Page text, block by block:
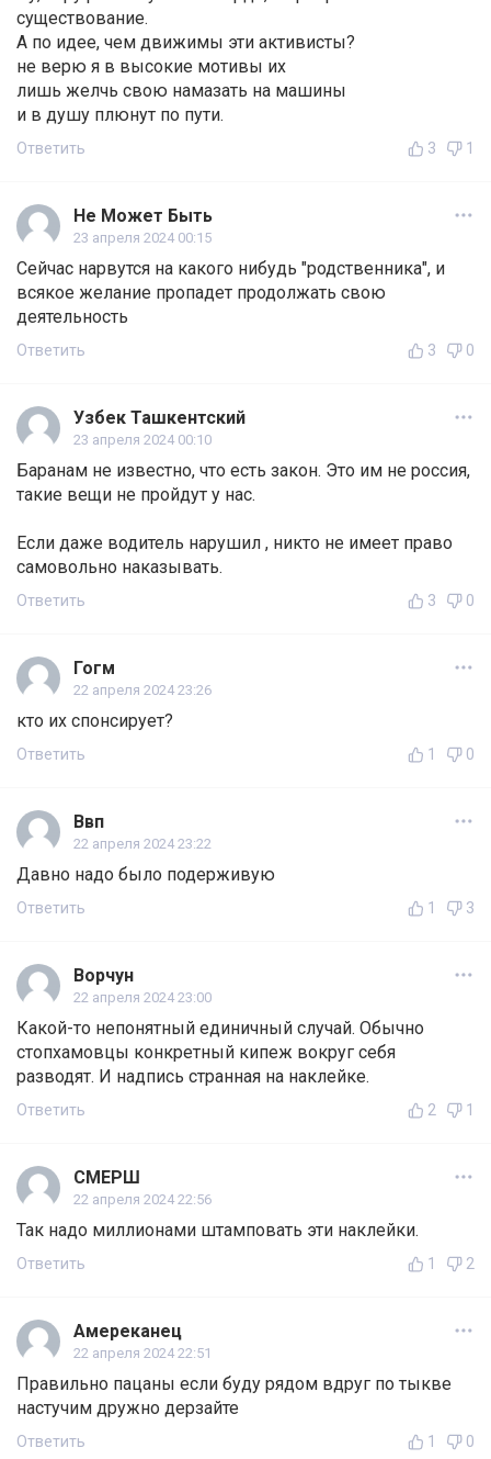
существование.
А по идее, чем движимы эти активисты?
не верю я в высокие мотивы их
лишь желчь свою намазать на машины
и в душу плюнут по пути.
Ответить 3 1
Не Может Быть
23 апреля 2024 00:15
Сейчас нарвутся на какого нибудь "родственника", и
всякое желание пропадет продолжать свою
деятельность
Ответить 3 0
Узбек Ташкентский
23 апреля 2024 00:10
Баранам не известно, что есть закон. Это им не россия,
такие вещи не пройдут у нас.
Если даже водитель нарушил , никто не имеет право
самовольно наказывать.
Ответить 3 0
Гогм
22 апреля 2024 23:26
кто их спонсирует?
Ответить 1 0
Ввп
22 апреля 2024 23:22
Давно надо было подерживую
Ответить 1 3
Ворчун
22 апреля 2024 23:00
Какой-то непонятный единичный случай. Обычно
стопхамовцы конкретный кипеж вокруг себя
разводят. И надпись странная на наклейке.
Ответить 2 1
СМЕРШ
22 апреля 2024 22:56
Так надо миллионами штамповать эти наклейки.
Ответить 1 2
Амереканец
22 апреля 2024 22:51
Правильно пацаны если буду рядом вдруг по тыкве
настучим дружно дерзайте
Ответить 1 0